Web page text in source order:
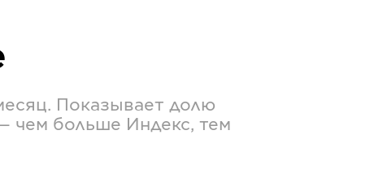
Показывает долю
чем больше Индекс, тем